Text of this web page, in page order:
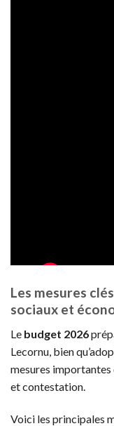
Les mesures
sociaux et
Le budget 2026
Lecornu, bien
mesures
et contestation.
Voici les principales